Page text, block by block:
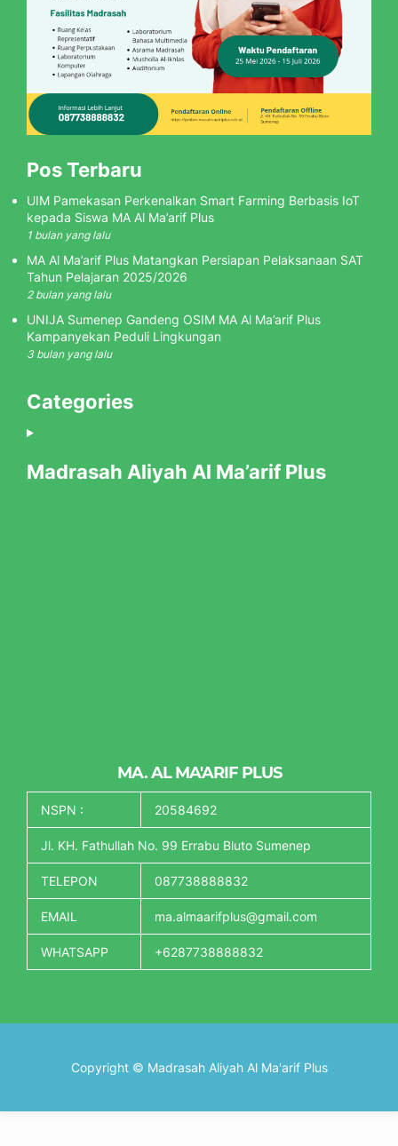
Pos Terbaru
UIM Pamekasan Perkenalkan Smart Farming Berbasis IoT
kepada Siswa MA Al Ma’arif Plus
1 bulan yang lalu
MA Al Ma’arif Plus Matangkan Persiapan Pelaksanaan SAT
Tahun Pelajaran 2025/2026
2 bulan yang lalu
UNIJA Sumenep Gandeng OSIM MA Al Ma’arif Plus
Kampanyekan Peduli Lingkungan
3 bulan yang lalu
Categories
Madrasah Aliyah Al Ma’arif Plus
MA. AL MA'ARIF PLUS
NSPN : 20584692
Jl. KH. Fathullah No. 99 Errabu Bluto Sumenep
TELEPON 087738888832
EMAIL ma.almaarifplus@gmail.com
WHATSAPP +6287738888832
Copyright © Madrasah Aliyah Al Ma'arif Plus